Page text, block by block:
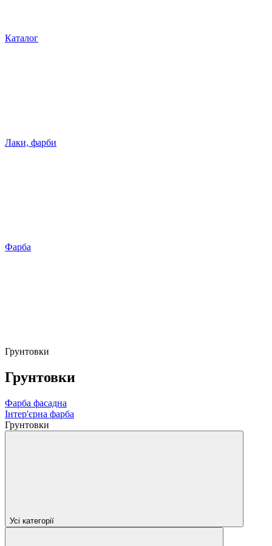
Каталог
Лаки, фарби
Фарба
Грунтовки
Грунтовки
Фарба фасадна
Інтер'єрна фарба
Грунтовки
Усі категорії